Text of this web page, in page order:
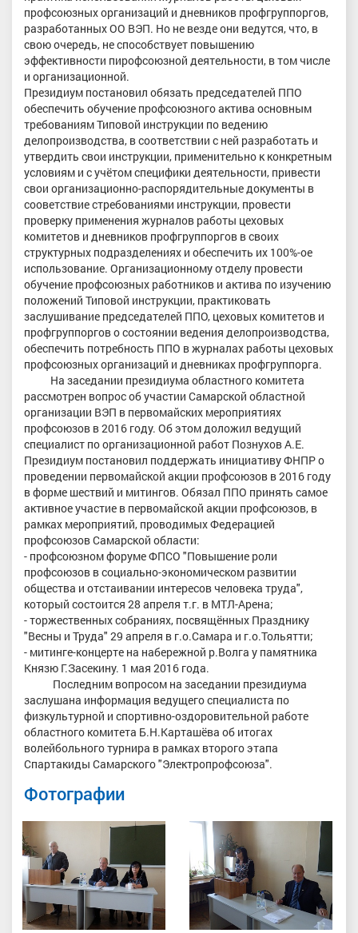
профсоюзных организаций и дневников профгруппоргов,
разработанных ОО ВЭП. Но не везде они ведутся, что, в
свою очередь, не способствует повышению
эффективности пирофсоюзной деятельности, в том числе
и организационной.
Президиум постановил обязать председателей ППО
обеспечить обучение профсоюзного актива основным
требованиям Типовой инструкции по ведению
делопроизводства, в соответствии с ней разработать и
утвердить свои инструкции, применительно к конкретным
условиям и с учётом специфики деятельности, привести
свои организационно-распорядительные документы в
сооветствие стребованиями инструкции, провести
проверку применения журналов работы цеховых
комитетов и дневников профгруппоргов в своих
структурных подразделениях и обеспечить их 100%-ое
использование. Организационному отделу провести
обучение профсоюзных работников и актива по изучению
положений Типовой инструкции, практиковать
заслушивание председателей ППО, цеховых комитетов и
профгруппоргов о состоянии ведения делопроизводства,
обеспечить потребность ППО в журналах работы цеховых
профсоюзных организаций и дневниках профгруппорга.
На заседании президиума областного комитета
рассмотрен вопрос об участии Самарской областной
организации ВЭП в первомайских мероприятиях
профсоюзов в 2016 году. Об этом доложил ведущий
специалист по организационной работ Познухов А.Е.
Президиум постановил поддержать инициативу ФНПР о
проведении первомайской акции профсоюзов в 2016 году
в форме шествий и митингов. Обязал ППО принять самое
активное участие в первомайской акции профсоюзов, в
рамках мероприятий, проводимых Федерацией
профсоюзов Самарской области:
- профсоюзном форуме ФПСО "Повышение роли
профсоюзов в социально-экономическом развитии
общества и отстаивании интересов человека труда",
который состоится 28 апреля т.г. в МТЛ-Арена;
- торжественных собраниях, посвящённых Празднику
"Весны и Труда" 29 апреля в г.о.Самара и г.о.Тольятти;
- митинге-концерте на набережной р.Волга у памятника
Князю Г.Засекину. 1 мая 2016 года.
Последним вопросом на заседании президиума
заслушана информация ведущего специалиста по
физкультурной и спортивно-оздоровительной работе
областного комитета Б.Н.Карташёва об итогах
волейбольного турнира в рамках второго этапа
Спартакиды Самарского "Электропрофсоюза".
Фотографии